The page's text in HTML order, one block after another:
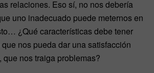
relaciones. Eso sí, no nos debería
uno inadecuado puede meternos en
¿Qué características debe tener
nos pueda dar una satisfacción
que nos traiga problemas?